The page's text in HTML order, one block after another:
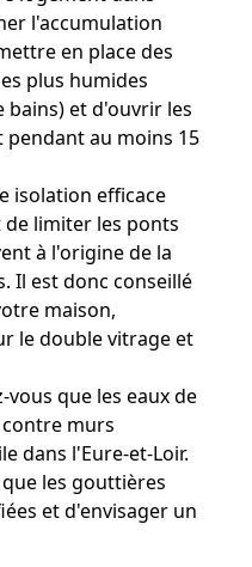
l'accumulation
en place des
plus humides
bains) et d'ouvrir les
au moins 15
isolation efficace
limiter les ponts
à l'origine de la
Il est donc conseillé
maison,
le double vitrage et
vous que les eaux de
murs
dans l'Eure-et-Loir.
les gouttières
et d'envisager un